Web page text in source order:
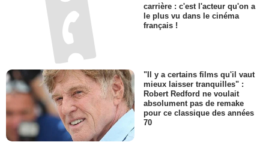
carrière : c'est l'acteur qu'on a
le plus vu dans le cinéma
français !
"Il y a certains films qu'il vaut
mieux laisser tranquilles" :
Robert Redford ne voulait
absolument pas de remake
pour ce classique des années
70